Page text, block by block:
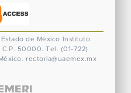
de México
Instituto
C.P. 50000. Tel. (01-722)
rectoria@uaemex.mx